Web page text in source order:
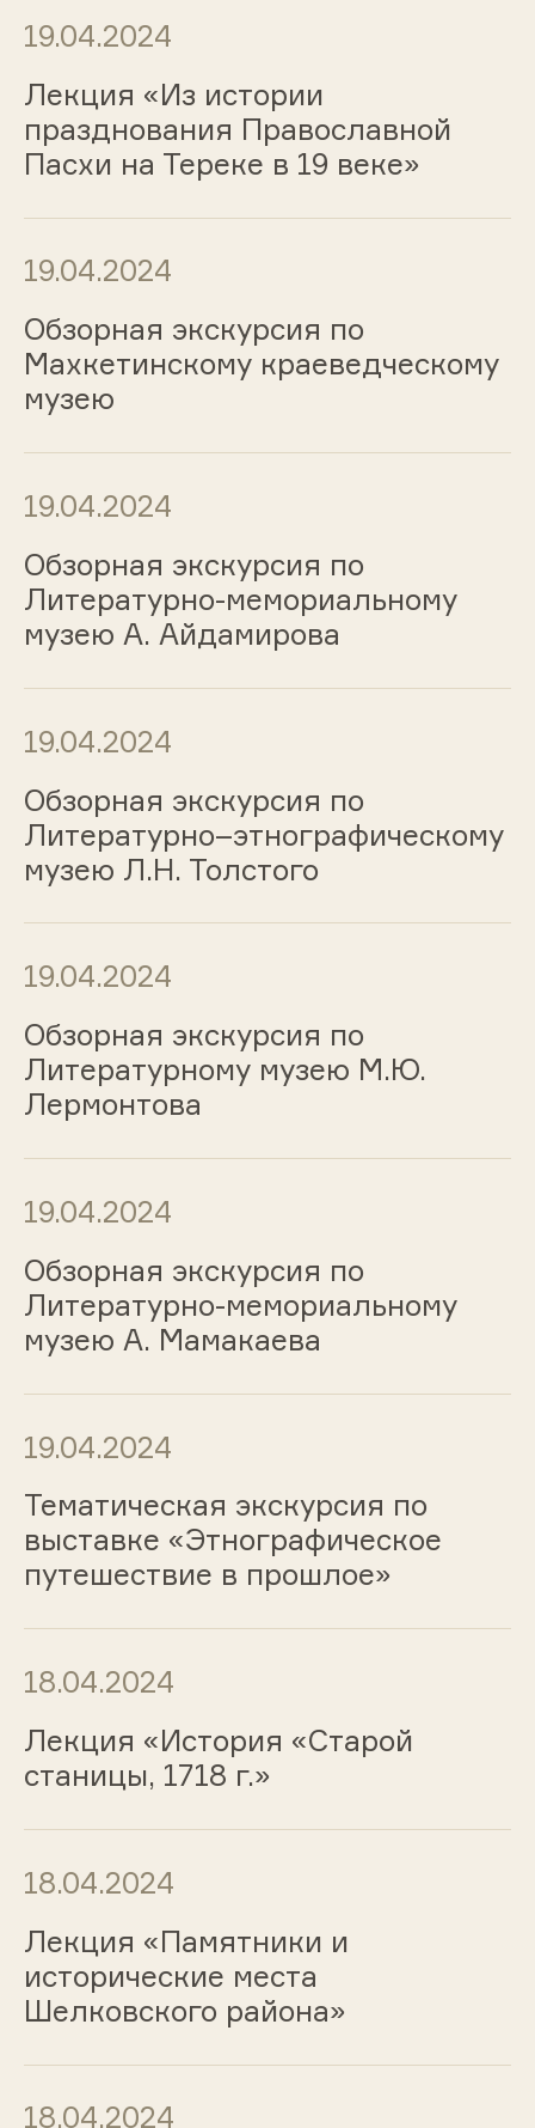
19.04.2024
Лекция «Из истории
празднования Православной
Пасхи на Тереке в 19 веке»
19.04.2024
Обзорная экскурсия по
Махкетинскому краеведческому
музею
19.04.2024
Обзорная экскурсия по
Литературно-мемориальному
музею А. Айдамирова
19.04.2024
Обзорная экскурсия по
Литературно–этнографическому
музею Л.Н. Толстого
19.04.2024
Обзорная экскурсия по
Литературному музею М.Ю.
Лермонтова
19.04.2024
Обзорная экскурсия по
Литературно-мемориальному
музею А. Мамакаева
19.04.2024
Тематическая экскурсия по
выставке «Этнографическое
путешествие в прошлое»
18.04.2024
Лекция «История «Старой
станицы, 1718 г.»
18.04.2024
Лекция «Памятники и
исторические места
Шелковского района»
18.04.2024